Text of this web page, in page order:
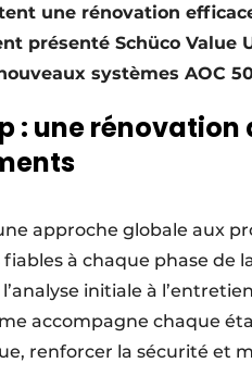
une rénovation
présenté Schüco Value
systèmes AOC
: une
approche globale aux
à chaque phase de
initiale à
accompagne chaque
renforcer la sécurité et